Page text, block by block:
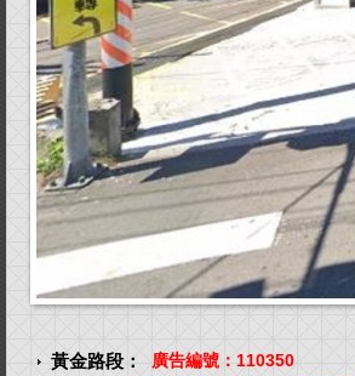
黃金路段：
廣告編號：110350